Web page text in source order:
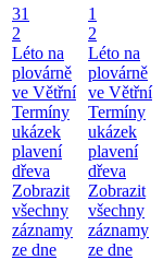
31
2
Léto na
plovárně
ve Větřní
Termíny
ukázek
plavení
dřeva
Zobrazit
všechny
záznamy
ze dne
1
2
Léto na
plovárně
ve Větřní
Termíny
ukázek
plavení
dřeva
Zobrazit
všechny
záznamy
ze dne